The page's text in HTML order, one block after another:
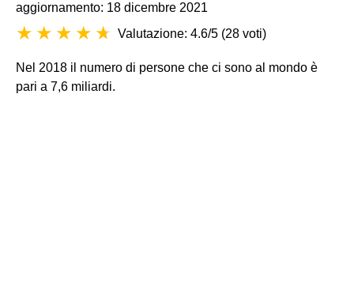
aggiornamento: 18 dicembre 2021
Valutazione: 4.6/5 (28 voti)
Nel 2018 il numero di persone che ci sono al mondo è
pari a 7,6 miliardi.